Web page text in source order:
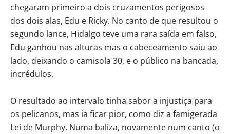
chegaram primeiro a dois cruzamentos perigosos
dos dois alas, Edu e Ricky. No canto de que resultou o
segundo lance, Hidalgo teve uma rara saída em falso,
Edu ganhou nas alturas mas o cabeceamento saiu ao
lado, deixando o camisola 30, e o público na bancada,
incrédulos.
O resultado ao intervalo tinha sabor a injustiça para
os pelicanos, mas ia ficar pior, como diz a famigerada
Lei de Murphy. Numa baliza, novamente num canto (o